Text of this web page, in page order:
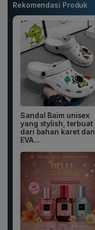
Rekomendasi Produk
Sandal Baim unisex
yang stylish, terbuat
dari bahan karet dan
EVA...